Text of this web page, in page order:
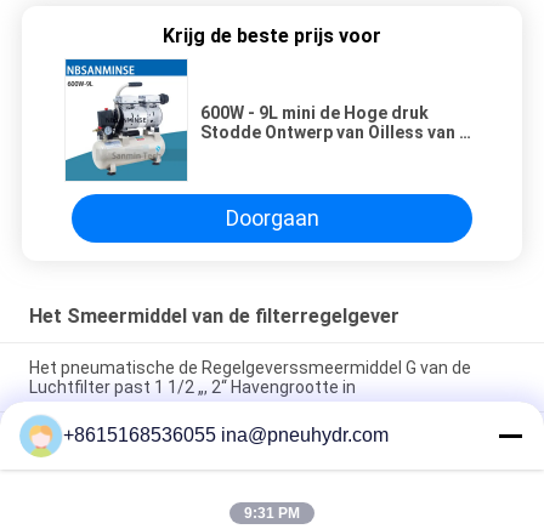
Krijg de beste prijs voor
600W - 9L mini de Hoge druk
Stodde Ontwerp van Oilless van de
hoog - kwaliteit Sanmin
Doorgaan
Het Smeermiddel van de filterregelgever
Het pneumatische de Regelgeverssmeermiddel G van de
Luchtfilter past 1 1/2 „, 2“ Havengrootte in
SZLFG-Kwantitatieve de Automaat Hoge Betrouwbaarheid van
de Drukindicator
Het Vet Smerende Pomp 4 Mpa AC 380 Volt 50 Herz van
NBSANMINSE SDR5-34Z met Overstromingsklep voor
+8615168536055 ina@pneuhydr.com
9:31 PM